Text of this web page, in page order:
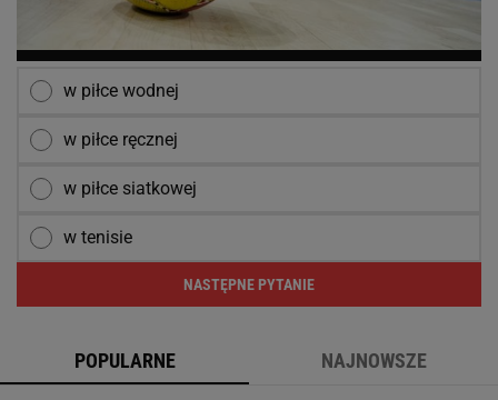
w piłce wodnej
w piłce ręcznej
w piłce siatkowej
w tenisie
NASTĘPNE PYTANIE
POPULARNE NAJNOWSZE